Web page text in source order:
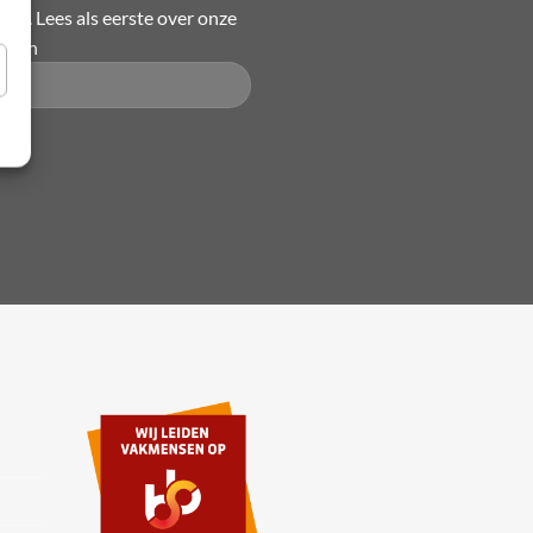
Lees als eerste over onze